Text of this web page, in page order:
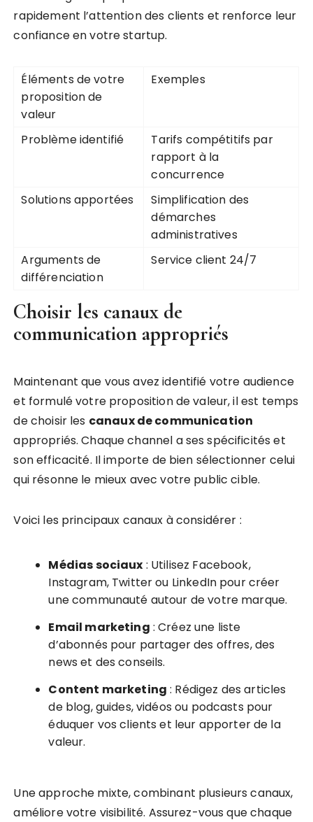
rapidement l’attention des clients et renforce leur
confiance en votre startup.
Éléments de votre
proposition de
valeur
Exemples
Problème identifié
Tarifs compétitifs par
rapport à la
concurrence
Solutions apportées
Simplification des
démarches
administratives
Arguments de
différenciation
Service client 24/7
Choisir les canaux de
communication appropriés
Maintenant que vous avez identifié votre audience
et formulé votre proposition de valeur, il est temps
de choisir les canaux de communication
appropriés. Chaque channel a ses spécificités et
son efficacité. Il importe de bien sélectionner celui
qui résonne le mieux avec votre public cible.
Voici les principaux canaux à considérer :
Médias sociaux : Utilisez Facebook,
Instagram, Twitter ou LinkedIn pour créer
une communauté autour de votre marque.
Email marketing : Créez une liste
d’abonnés pour partager des offres, des
news et des conseils.
Content marketing : Rédigez des articles
de blog, guides, vidéos ou podcasts pour
éduquer vos clients et leur apporter de la
valeur.
Une approche mixte, combinant plusieurs canaux,
améliore votre visibilité. Assurez-vous que chaque